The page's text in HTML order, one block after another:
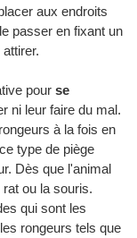
aux endroits
passer en fixant un
pour se
ni leur faire du mal.
à la fois en
type de piège
Dès que l'animal
ou la souris.
qui sont les
rongeurs tels que